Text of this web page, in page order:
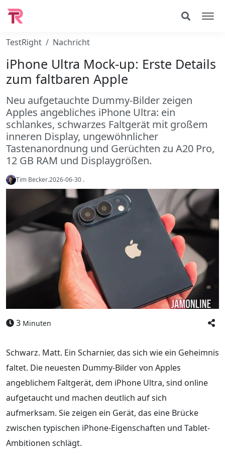
TestRight Nachricht
iPhone Ultra Mock-up: Erste Details
zum faltbaren Apple
Neu aufgetauchte Dummy-Bilder zeigen
Apples angebliches iPhone Ultra: ein
schlankes, schwarzes Faltgerät mit großem
inneren Display, ungewöhnlicher
Tastenanordnung und Gerüchten zu A20 Pro,
12 GB RAM und Displaygrößen.
Tim Becker.2026-06-30 .
3 Minuten
Schwarz. Matt. Ein Scharnier, das sich wie ein Geheimnis
faltet. Die neuesten Dummy-Bilder von Apples
angeblichem Faltgerät, dem iPhone Ultra, sind online
aufgetaucht und machen deutlich auf sich
aufmerksam. Sie zeigen ein Gerät, das eine Brücke
zwischen typischen iPhone-Eigenschaften und Tablet-
Ambitionen schlägt.